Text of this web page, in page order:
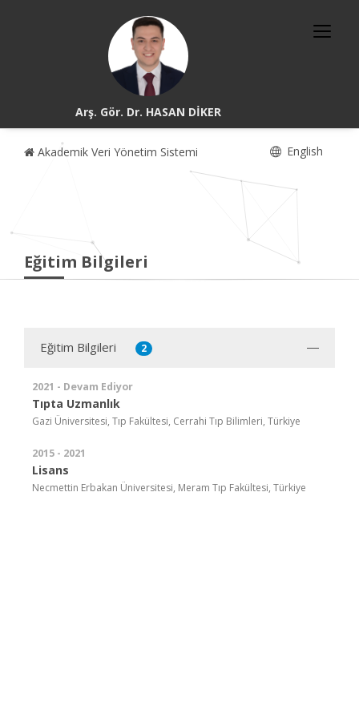
Arş. Gör. Dr. HASAN DİKER
Akademik Veri Yönetim Sistemi English
Eğitim Bilgileri
Eğitim Bilgileri 2
2021 - Devam Ediyor
Tıpta Uzmanlık
Gazi Üniversitesi, Tıp Fakültesi, Cerrahi Tıp Bilimleri, Türkiye
2015 - 2021
Lisans
Necmettin Erbakan Üniversitesi, Meram Tıp Fakültesi, Türkiye